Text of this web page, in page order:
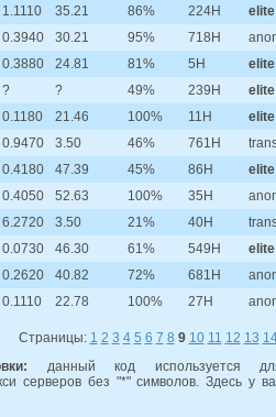
1.1110 35.21 86% 224H
elite
0.3940 30.21 95% 718H
0.3880 24.81 81% 5H
elite
? ? 49% 239H
elite
0.1180 21.46 100% 11H
elite
0.9470 3.50 46% 761H
0.4180 47.39 45% 86H
elite
0.4050 52.63 100% 35H
6.2720 3.50 21% 40H
0.0730 46.30 61% 549H
elite
0.2620 40.82 72% 681H
0.1110 22.78 100% 27H
Страницы: 1 2 3 4 5 6 7 8 9 10 11 12 13
данный код используется
серверов без "*" символов. Здесь у